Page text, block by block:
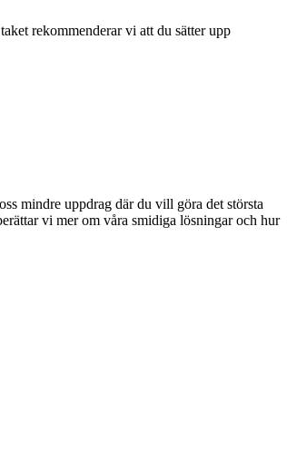
rekommenderar vi att du sätter upp
mindre uppdrag där du vill göra det största
vi mer om våra smidiga lösningar och hur